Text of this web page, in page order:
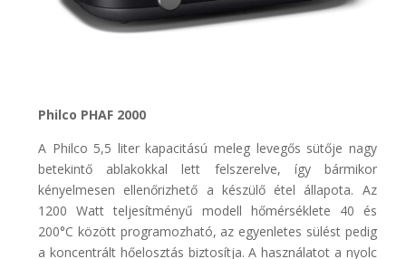
Philco PHAF 2000
A Philco 5,5 liter kapacitású meleg levegős sütője nagy
betekintő ablakokkal lett felszerelve, így bármikor
kényelmesen ellenőrizhető a készülő étel állapota. Az
1200 Watt teljesítményű modell hőmérséklete 40 és
200°C között programozható, az egyenletes sülést pedig
a koncentrált hőelosztás biztosítja. A használatot a nyolc